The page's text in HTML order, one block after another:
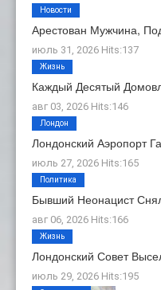
Арестован Мужчина,
июль 31, 2026 Hits:137
Новости
Каждый Десятый
авг 03, 2026 Hits:146
Жизнь
Лондонский Аэропорт
июль 27, 2026 Hits:165
Лондон
Бывший Неонацист
авг 06, 2026 Hits:166
Политика
Лондонский Совет
июль 29, 2026 Hits:195
Жизнь